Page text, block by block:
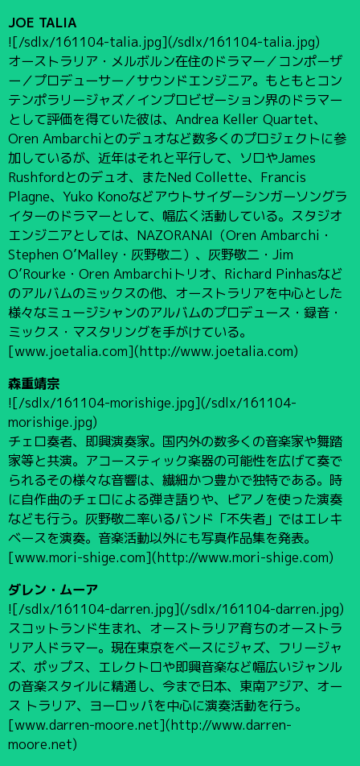
JOE TALIA
![/sdlx/161104-talia.jpg](/sdlx/161104-talia.jpg)
オーストラリア・メルボルン在住のドラマー／コンポーザ
ー／プロデューサー／サウンドエンジニア。もともとコン
テンポラリージャズ／インプロビゼーション界のドラマー
として評価を得ていた彼は、Andrea Keller Quartet、
Oren Ambarchiとのデュオなど数多くのプロジェクトに参
加しているが、近年はそれと平行して、ソロやJames
Rushfordとのデュオ、またNed Collette、Francis
Plagne、Yuko Konoなどアウトサイダーシンガーソングラ
イターのドラマーとして、幅広く活動している。スタジオ
エンジニアとしては、NAZORANAI（Oren Ambarchi・
Stephen O’Malley・灰野敬二）、灰野敬二・Jim
O’Rourke・Oren Ambarchiトリオ、Richard Pinhasなど
のアルバムのミックスの他、オーストラリアを中心とした
様々なミュージシャンのアルバムのプロデュース・録音・
ミックス・マスタリングを手がけている。
[www.joetalia.com](http://www.joetalia.com)
森重靖宗
![/sdlx/161104-morishige.jpg](/sdlx/161104-
morishige.jpg)
チェロ奏者、即興演奏家。国内外の数多くの音楽家や舞踏
家等と共演。アコースティック楽器の可能性を広げて奏で
られるその様々な音響は、繊細かつ豊かで独特である。時
に自作曲のチェロによる弾き語りや、ピアノを使った演奏
なども行う。灰野敬二率いるバンド「不失者」ではエレキ
ベースを演奏。音楽活動以外にも写真作品集を発表。
[www.mori-shige.com](http://www.mori-shige.com)
ダレン・ムーア
![/sdlx/161104-darren.jpg](/sdlx/161104-darren.jpg)
スコットランド生まれ、オーストラリア育ちのオーストラ
リア人ドラマー。現在東京をベースにジャズ、フリージャ
ズ、ポップス、エレクトロや即興音楽など幅広いジャンル
の音楽スタイルに精通し、今まで日本、東南アジア、オー
ス トラリア、ヨーロッパを中心に演奏活動を行う。
[www.darren-moore.net](http://www.darren-
moore.net)